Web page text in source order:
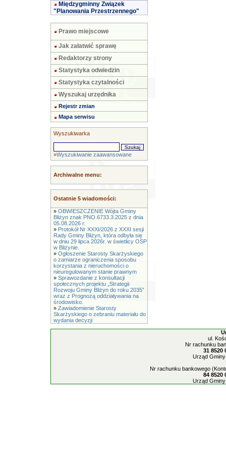
Międzygminny Związek
"Planowania Przestrzennego"
Prawo miejscowe
Jak załatwić sprawę
Redaktorzy strony
Statystyka odwiedzin
Statystyka czytalności
Wyszukaj urzędnika
Rejestr zmian
Mapa serwisu
Wyszukiwarka
»Wyszukiwanie zaawansowane
Archiwalne menu:
Ostatnie 5 wiadomości:
» OBWIESZCZENIE Wójta Gminy
Bliżyn znak PNO.6733.3.2025 z dnia
05.08.2026 r.
» Protokół Nr XXXI/2026 z XXXI sesji
Rady Gminy Bliżyn, która odbyła się
w dniu 29 lipca 2026r. w świetlicy OSP
w Bliżynie.
» Ogłoszenie Starosty Skarżyskiego
o zamiarze ograniczenia sposobu
korzystania z nieruchomości o
nieuregulowanym stanie prawnym
» Sprawozdanie z konsultacji
społecznych projektu „Strategii
Rozwoju Gminy Bliżyn do roku 2035”
wraz z Prognozą oddziaływania na
środowisko.
» Zawiadomienie Starosty
Skarżyskiego o zebraniu materiału do
wydania decyzji
ul.
Nr rachunku
31 8520
Urząd
Nr rachunku bankowego
84 8520
Urząd